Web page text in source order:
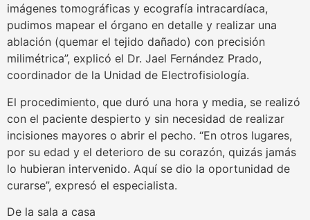
imágenes tomográficas y ecografía intracardíaca,
pudimos mapear el órgano en detalle y realizar una
ablación (quemar el tejido dañado) con precisión
milimétrica”, explicó el Dr. Jael Fernández Prado,
coordinador de la Unidad de Electrofisiología.
El procedimiento, que duró una hora y media, se realizó
con el paciente despierto y sin necesidad de realizar
incisiones mayores o abrir el pecho. “En otros lugares,
por su edad y el deterioro de su corazón, quizás jamás
lo hubieran intervenido. Aquí se dio la oportunidad de
curarse”, expresó el especialista.
De la sala a casa